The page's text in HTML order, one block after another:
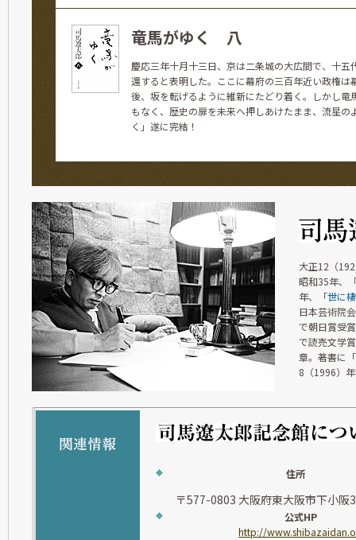
竜馬がゆく 八
慶応三年十月十三日、京は二条城の大広間で、十五
還すると表明した。ここに幕府の三百年近い政権は
後、坂を転げるように維新にたどり着く。しかし竜
もなく、歴史の扉を未来へ押しあけたまま、流星
く」遂に完結！
大正12（
昭和35年、
年、「世に
日本芸術院
で朝日賞受
で読売文学
章。著書に「
8（1996）
住所
〒577-0803 大阪府東大阪市下小阪
公式HP
http://